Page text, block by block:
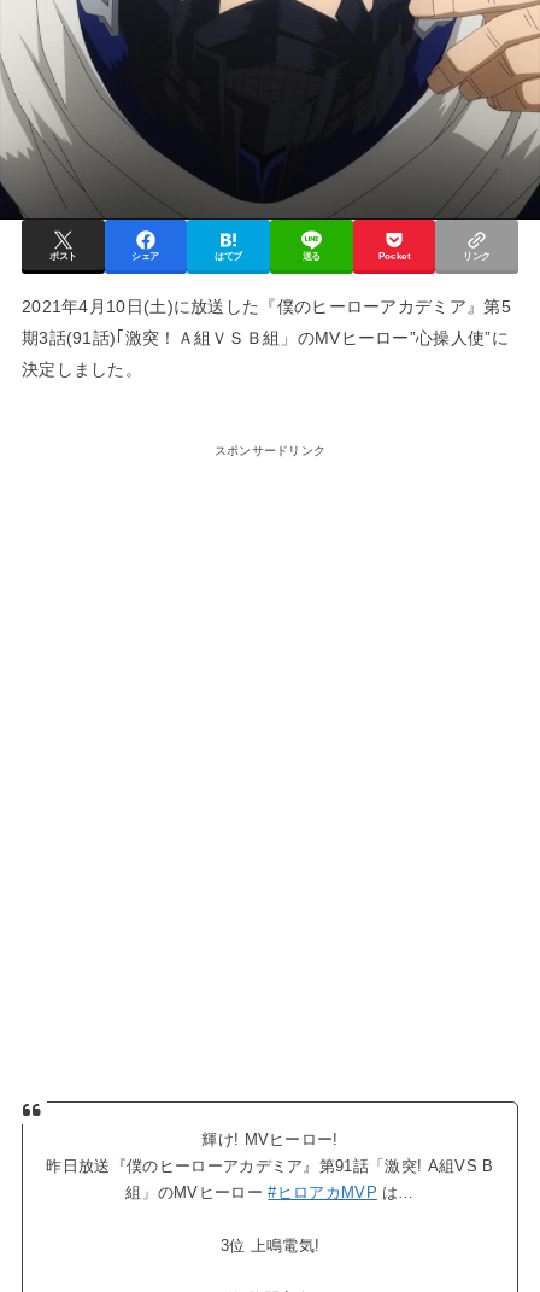
ポスト シェア はてブ 送る Pocket リンク
2021年4月10日(土)に放送した『僕のヒーローアカデミア』第5
期3話(91話)｢激突！Ａ組ＶＳＢ組」のMVヒーロー”心操人使”に
決定しました。
スポンサードリンク
輝け! MVヒーロー!
昨日放送『僕のヒーローアカデミア』第91話「激突! A組VS B
組」のMVヒーロー#ヒロアカMVP は…
3位 上鳴電気!